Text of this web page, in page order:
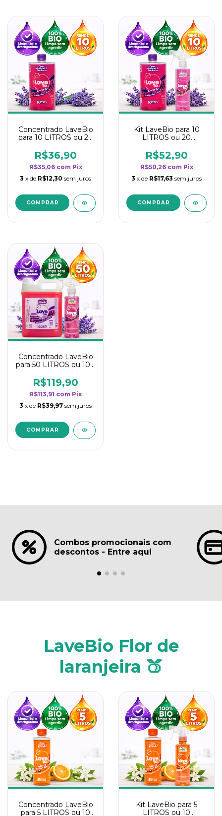
Concentrado LaveBio
para 10 LITROS ou 20
rendimento da
categoria - Lavanda
R$36,90
R$35,06 com Pix
3 x de R$12,30 sem juros
Kit LaveBio para 10
LITROS ou 20
rendimento da
categoria - Lavanda
R$52,90
R$50,26 com Pix
3 x de R$17,63 sem juros
Concentrado LaveBio
para 50 LITROS ou 100
rendimento da
categoria - Lavanda
R$119,90
R$113,91 com Pix
3 x de R$39,97 sem juros
Combos promocionais com
descontos - Entre aqui
LaveBio Flor de
laranjeira 🍑
Concentrado LaveBio
para 5 LITROS ou 10
Kit LaveBio para 5
LITROS ou 10